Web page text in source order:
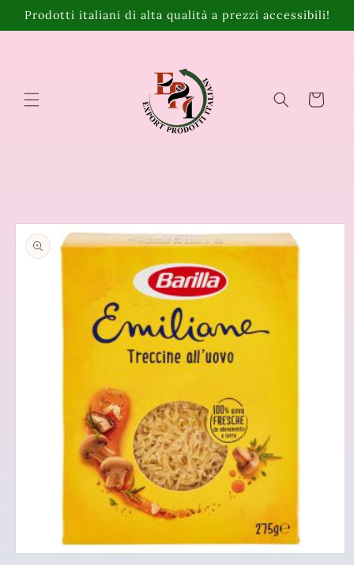
direttamente
ai contenuti
Prodotti italiani di alta qualità a prezzi accessibili!
Carrello
Passa alle
informazioni
sul prodotto